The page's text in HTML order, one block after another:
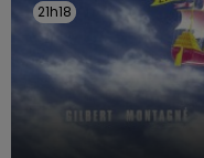
21h18
21h18